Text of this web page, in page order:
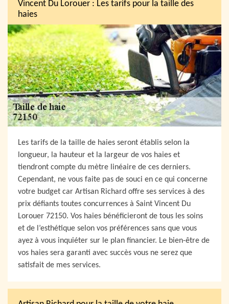
Vincent Du Lorouer : Les tarifs pour la taille des
haies
Les tarifs de la taille de haies seront établis selon la
longueur, la hauteur et la largeur de vos haies et
tiendront compte du mètre linéaire de ces derniers.
Cependant, ne vous faite pas de souci en ce qui concerne
votre budget car Artisan Richard offre ses services à des
prix défiants toutes concurrences à Saint Vincent Du
Lorouer 72150. Vos haies bénéficieront de tous les soins
et de l’esthétique selon vos préférences sans que vous
ayez à vous inquiéter sur le plan financier. Le bien-être de
vos haies sera garanti avec succès vous ne serez que
satisfait de mes services.